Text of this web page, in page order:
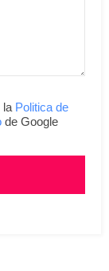
la Politica de
de Google